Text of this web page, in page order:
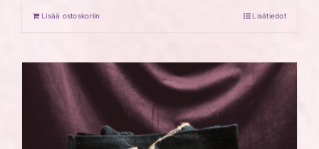
Lisää ostoskoriin Lisätiedot